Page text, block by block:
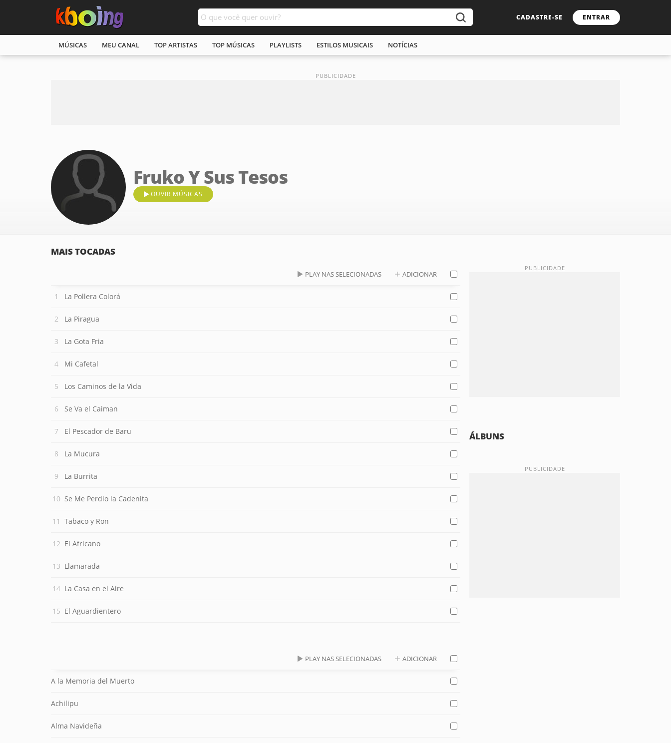
CADASTRE-SE ENTRAR
MÚSICAS MEU CANAL TOP ARTISTAS TOP MÚSICAS PLAYLISTS ESTILOS MUSICAIS NOTÍCIAS
Fruko Y Sus Tesos
OUVIR MÚSICAS
MAIS TOCADAS
PLAY NAS SELECIONADAS ADICIONAR
La Pollera Colorá
La Piragua
La Gota Fria
Mi Cafetal
Los Caminos de la Vida
Se Va el Caiman
El Pescador de Baru
La Mucura
La Burrita
Se Me Perdio la Cadenita
Tabaco y Ron
El Africano
Llamarada
La Casa en el Aire
El Aguardientero
PLAY NAS SELECIONADAS ADICIONAR
A la Memoria del Muerto
Achilipu
Alma Navideña
ÁLBUNS